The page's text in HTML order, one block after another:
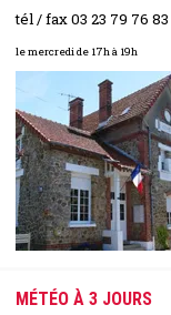
tél / fax 03 23 79 76 83
le mercredi de 17h à 19h
MÉTÉO À 3 JOURS